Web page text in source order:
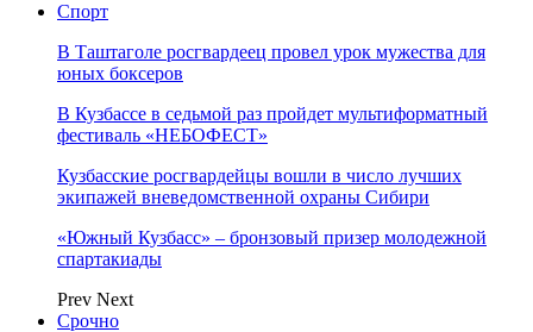
Спорт
В Таштаголе росгвардеец провел урок мужества для
юных боксеров
В Кузбассе в седьмой раз пройдет мультиформатный
фестиваль «НЕБОФЕСТ»
Кузбасские росгвардейцы вошли в число лучших
экипажей вневедомственной охраны Сибири
«Южный Кузбасс» – бронзовый призер молодежной
спартакиады
Prev Next
Срочно